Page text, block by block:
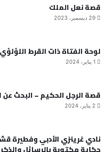
قصة نعل الملك
29 ديسمبر، 2023
لوحة الفتاة ذات القرط اللؤلؤي
1 يناير، 2024
قصة الرجل الحكيم – البحث عن
2 يناير، 2024
نادي غرينزي الأدبي وفطيرة
حكاية مكتوبة بالرسائل